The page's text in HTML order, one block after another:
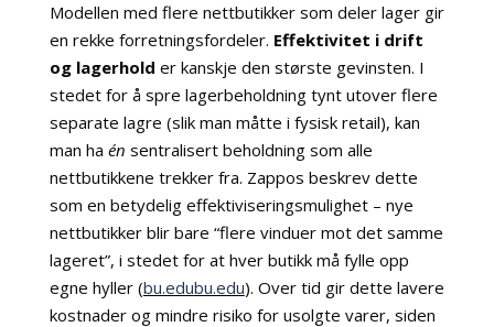
Modellen med flere nettbutikker som deler lager gir
en rekke forretningsfordeler. Effektivitet i drift
og lagerhold er kanskje den største gevinsten. I
stedet for å spre lagerbeholdning tynt utover flere
separate lagre (slik man måtte i fysisk retail), kan
man ha én sentralisert beholdning som alle
nettbutikkene trekker fra. Zappos beskrev dette
som en betydelig effektiviseringsmulighet – nye
nettbutikker blir bare “flere vinduer mot det samme
lageret”, i stedet for at hver butikk må fylle opp
egne hyller (bu.edubu.edu). Over tid gir dette lavere
kostnader og mindre risiko for usolgte varer, siden